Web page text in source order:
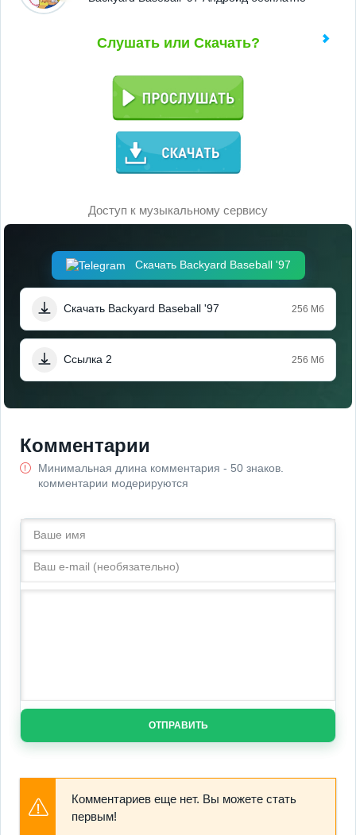
Слушать или Скачать?
Доступ к музыкальному сервису
Скачать Backyard Baseball '97
Скачать Backyard Baseball '97 256 Мб
Ссылка 2 256 Мб
Комментарии
Минимальная длина комментария - 50 знаков.
комментарии модерируются
ОТПРАВИТЬ
Комментариев еще нет. Вы можете стать
первым!